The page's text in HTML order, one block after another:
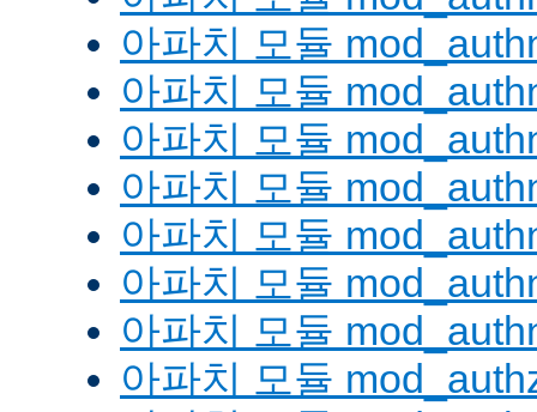
아파치 모듈
아파치 모듈
아파치 모듈
아파치 모듈
아파치 모듈
아파치 모듈
아파치 모듈
아파치 모듈